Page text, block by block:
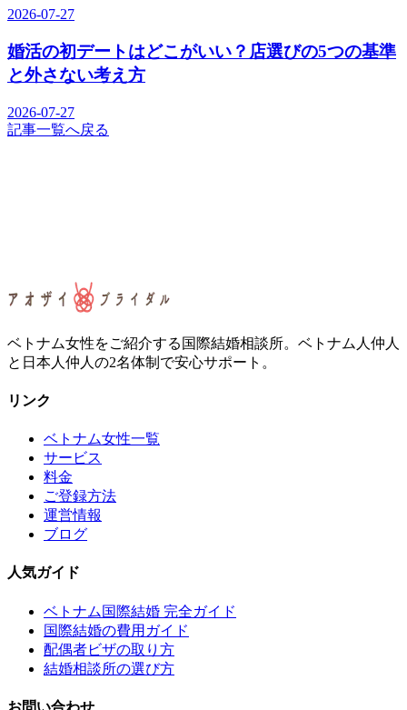
2026-07-27
婚活の初デートはどこがいい？店選びの5つの基準
と外さない考え方
2026-07-27
記事一覧へ戻る
ベトナム女性をご紹介する国際結婚相談所。ベトナム人仲人
と日本人仲人の2名体制で安心サポート。
リンク
ベトナム女性一覧
サービス
料金
ご登録方法
運営情報
ブログ
人気ガイド
ベトナム国際結婚 完全ガイド
国際結婚の費用ガイド
配偶者ビザの取り方
結婚相談所の選び方
お問い合わせ